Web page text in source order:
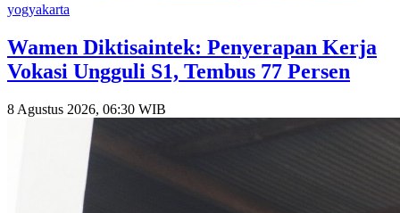
yogyakarta
Wamen Diktisaintek: Penyerapan Kerja
Vokasi Ungguli S1, Tembus 77 Persen
8 Agustus 2026, 06:30 WIB